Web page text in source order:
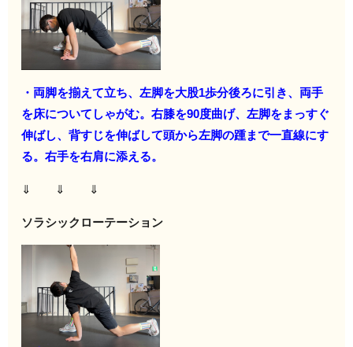
・両脚を揃えて立ち、左脚を大股1歩分後ろに引き、両手
を床についてしゃがむ。右膝を90度曲げ、左脚をまっすぐ
伸ばし、背すじを伸ばして頭から左脚の踵まで一直線にす
る。右手を右肩に添える。
⇓ ⇓ ⇓
ソラシックローテーション